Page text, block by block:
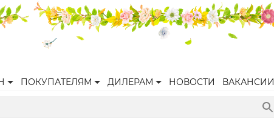
ПОКУПАТЕЛЯМ ДИЛЕРАМ НОВОСТИ ВАКАНСИИ